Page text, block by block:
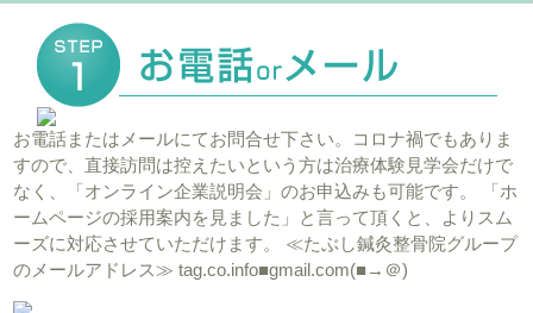
お電話またはメールにてお問合せ下さい。コロナ禍でもありま
すので、直接訪問は控えたいという方は治療体験見学会だけで
なく、「オンライン企業説明会」のお申込みも可能です。 「ホ
ームページの採用案内を見ました」と言って頂くと、よりスム
ーズに対応させていただけます。 ≪たぶし鍼灸整骨院グループ
のメールアドレス≫ tag.co.info■gmail.com(■→＠)